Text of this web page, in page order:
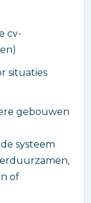
cv-
situaties
gebouwen
systeem
of